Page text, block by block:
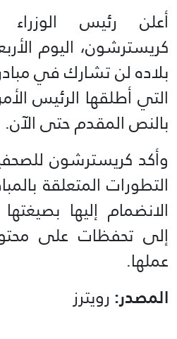
أعلن رئيس
كريسترشون، اليوم
بلاده لن تشارك في
التي أطلقها الرئيس
بالنص المقدم حتى الآن.
وأكد كريسترشون
التطورات المتعلقة
الانضمام إليها
إلى تحفظات على
عملها.
المصدر: رويترز